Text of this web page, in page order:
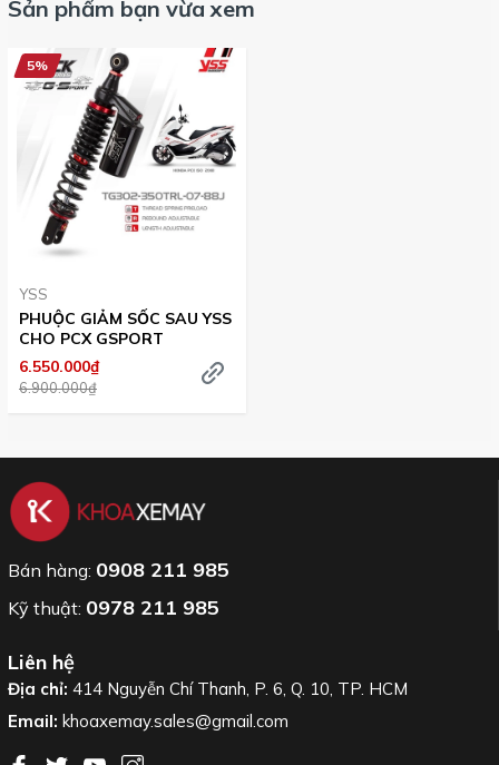
Sản phẩm bạn vừa xem
5%
YSS
PHUỘC GIẢM SỐC SAU YSS
CHO PCX GSPORT
6.550.000₫
6.900.000₫
Bán hàng: 0908 211 985
Kỹ thuật: 0978 211 985
Liên hệ
Địa chỉ: 414 Nguyễn Chí Thanh, P. 6, Q. 10, TP. HCM
Email: khoaxemay.sales@gmail.com